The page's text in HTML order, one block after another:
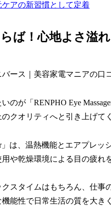
ケアの新習慣として定着
ば！心地よさ溢
ース｜美容家電マニアの口
のが「RENPHO Eye
クオリティへと引き上げて
」は、温熱機能とエアプレ
や乾燥環境による目の疲れ
スタイムはもちろん、仕
能性で日常生活の質を大き